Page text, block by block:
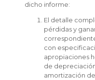
dicho informe:
El detalle
pérdidas y
con
apropiaciones
de
amortización